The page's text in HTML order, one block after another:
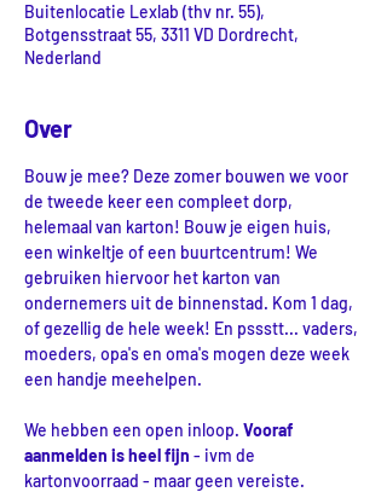
Buitenlocatie Lexlab (thv nr. 55),
Botgensstraat 55, 3311 VD Dordrecht,
Nederland
Over
Bouw je mee? Deze zomer bouwen we voor
de tweede keer een compleet dorp,
helemaal van karton! Bouw je eigen huis,
een winkeltje of een buurtcentrum! We
gebruiken hiervoor het karton van
ondernemers uit de binnenstad. Kom 1 dag,
of gezellig de hele week! En pssstt... vaders,
moeders, opa's en oma's mogen deze week
een handje meehelpen.
We hebben een open inloop. Vooraf
aanmelden is heel fijn - ivm de
kartonvoorraad - maar geen vereiste.